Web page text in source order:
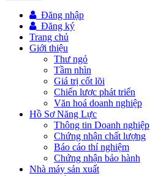
Đăng nhập
Đăng ký
Trang chủ
Giới thiệu
Thư ngỏ
Tầm nhìn
Giá trị cốt lõi
Chiến lược phát triển
Văn hoá doanh nghiệp
Hồ Sơ Năng Lực
Thông tin Doanh nghiệp
Chứng nhận chất lượng
Báo cáo thí nghiệm
Chứng nhận bảo hành
Nhà máy sản xuất